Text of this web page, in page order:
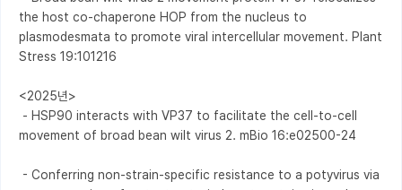
the host co-chaperone HOP from the nucleus to
plasmodesmata to promote viral intercellular movement. Plant
Stress 19:101216
<2025년>
movement of broad bean wilt virus 2. mBio 16:e02500-24